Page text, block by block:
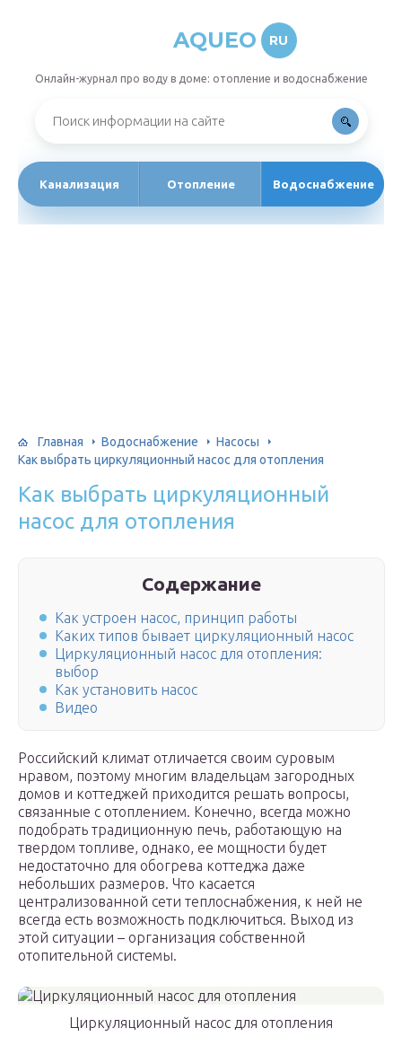
AQUEO RU
Онлайн-журнал про воду в доме: отопление и водоснабжение
Канализация Отопление Водоснабжение
Главная Водоснабжение
Насосы
Как выбрать циркуляционный насос для отопления
Как выбрать циркуляционный
насос для отопления
Содержание
Как устроен насос, принцип работы
Каких типов бывает циркуляционный насос
Циркуляционный насос для отопления:
выбор
Как установить насос
Видео
Российский климат отличается своим суровым
нравом, поэтому многим владельцам загородных
домов и коттеджей приходится решать вопросы,
связанные с отоплением. Конечно, всегда можно
подобрать традиционную печь, работающую на
твердом топливе, однако, ее мощности будет
недостаточно для обогрева коттеджа даже
небольших размеров. Что касается
централизованной сети теплоснабжения, к ней не
всегда есть возможность подключиться. Выход из
этой ситуации – организация собственной
отопительной системы.
Циркуляционный насос для отопления